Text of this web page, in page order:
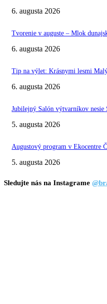
6. augusta 2026
Tvorenie v auguste – Mlok
6. augusta 2026
Tip na výlet: Krásnymi lesmi
6. augusta 2026
Jubilejný Salón výtvarníkov
5. augusta 2026
Augustový program v Ekocentre
5. augusta 2026
Sledujte nás na Instagrame